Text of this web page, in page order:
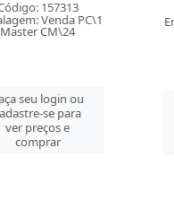
Código: 157314
Embalagem: Venda PC\1
Master CM\24
Faça seu login ou
cadastre-se para
ver preços e
comprar